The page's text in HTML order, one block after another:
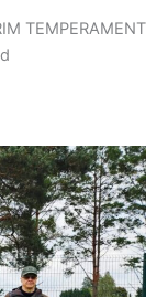
TEMPERAMENT